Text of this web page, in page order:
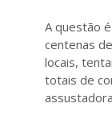
A questão
centenas
locais,
totais de